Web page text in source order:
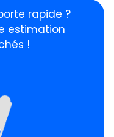
rapide ?
estimation
!